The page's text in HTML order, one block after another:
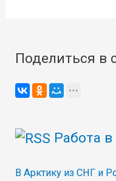
Поделиться в
Работа
В Арктику из СНГ и